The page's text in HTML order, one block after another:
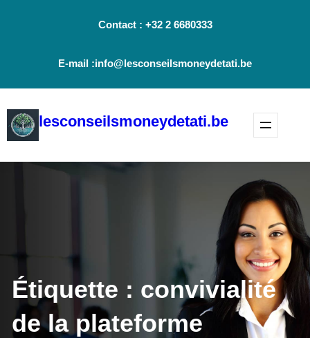
Contact : +32 2 6680333
E-mail :info@lesconseilsmoneydetati.be
lesconseilsmoneydetati.be
Étiquette : convivialité
de la plateforme